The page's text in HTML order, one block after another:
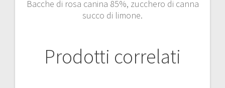
Bacche di rosa canina 85%, zucchero di canna
succo di limone.
Prodotti correlati